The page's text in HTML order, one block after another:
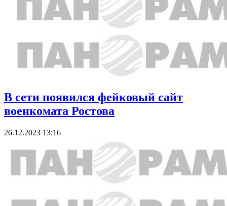
В сети появился фейковый сайт
военкомата Ростова
26.12.2023 13:16